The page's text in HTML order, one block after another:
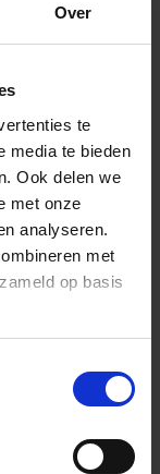
Over
te
media te bieden
Ook delen we
met onze
analyseren.
met
op basis